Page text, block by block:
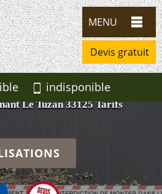
MENU
Devis gratuit
indisponible
Le Tuzan 33125 Tarifs